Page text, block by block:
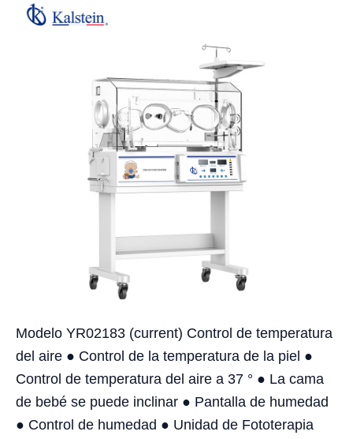
Modelo YR02183 (current) Control de temperatura
del aire ● Control de la temperatura de la piel ●
Control de temperatura del aire a 37 ° ● La cama
de bebé se puede inclinar ● Pantalla de humedad
● Control de humedad ● Unidad de Fototerapia